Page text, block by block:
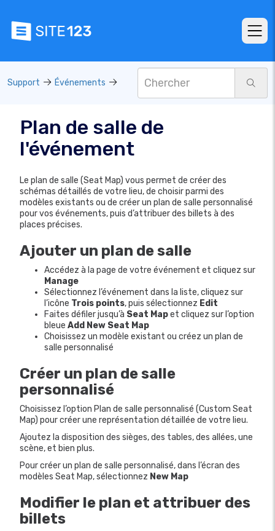
Support Événements
Plan de salle de
l'événement
Le plan de salle (Seat Map) vous permet de créer des
schémas détaillés de votre lieu, de choisir parmi des
modèles existants ou de créer un plan de salle personnalisé
pour vos événements, puis d’attribuer des billets à des
places précises.
Ajouter un plan de salle
Accédez à la page de votre événement et cliquez sur
Manage
Sélectionnez l’événement dans la liste, cliquez sur
l’icône Trois points, puis sélectionnez Edit
Faites défiler jusqu’à Seat Mapet cliquez sur l’option
bleue Add New Seat Map
Choisissez un modèle existant ou créez un plan de
salle personnalisé
Créer un plan de salle
personnalisé
Choisissez l’option Plan de salle personnalisé (Custom Seat
Map) pour créer une représentation détaillée de votre lieu.
Ajoutez la disposition des sièges, des tables, des allées, une
scène, et bien plus.
Pour créer un plan de salle personnalisé, dans l’écran des
modèles Seat Map, sélectionnez New Map
Modifier le plan et attribuer des
billets